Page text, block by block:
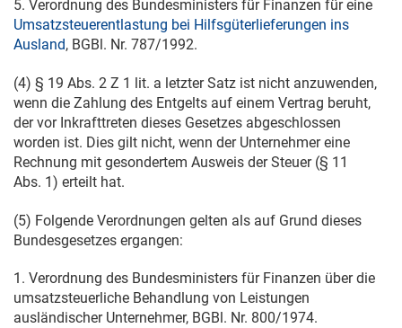
5. Verordnung des Bundesministers für Finanzen für eine
Umsatzsteuerentlastung bei Hilfsgüterlieferungen ins
Ausland, BGBl. Nr. 787/1992.
(4) § 19 Abs. 2 Z 1 lit. a letzter Satz ist nicht anzuwenden,
wenn die Zahlung des Entgelts auf einem Vertrag beruht,
der vor Inkrafttreten dieses Gesetzes abgeschlossen
worden ist. Dies gilt nicht, wenn der Unternehmer eine
Rechnung mit gesondertem Ausweis der Steuer (§ 11
Abs. 1) erteilt hat.
(5) Folgende Verordnungen gelten als auf Grund dieses
Bundesgesetzes ergangen:
1. Verordnung des Bundesministers für Finanzen über die
umsatzsteuerliche Behandlung von Leistungen
ausländischer Unternehmer, BGBl. Nr. 800/1974.